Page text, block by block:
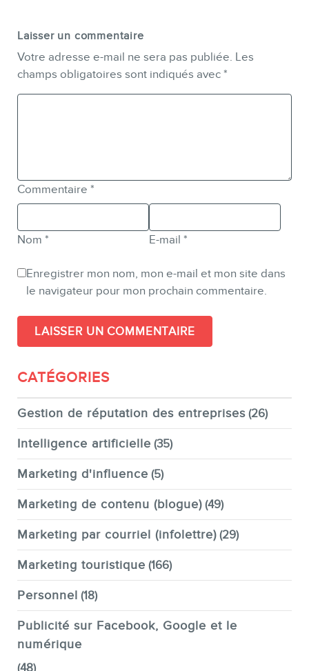
Laisser un commentaire
Votre adresse e-mail ne sera pas publiée. Les
champs obligatoires sont indiqués avec *
Commentaire *
Nom * E-mail *
Enregistrer mon nom, mon e-mail et mon site dans
le navigateur pour mon prochain commentaire.
CATÉGORIES
Gestion de réputation des entreprises (26)
Intelligence artificielle (35)
Marketing d'influence (5)
Marketing de contenu (blogue) (49)
Marketing par courriel (infolettre) (29)
Marketing touristique (166)
Personnel (18)
Publicité sur Facebook, Google et le
numérique
(48)